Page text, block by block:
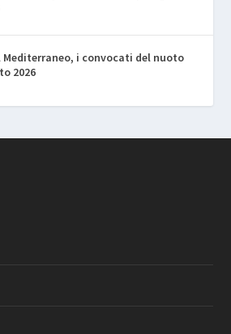
Mediterraneo, i convocati del nuoto
2026